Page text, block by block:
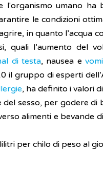
umano ha
le condizioni
in quanto l’acqua
l’aumento del
di testa, nausea e
il gruppo di esperti
, ha definito i valori
del sesso, per godere
alimenti e bevande
per chilo di peso al